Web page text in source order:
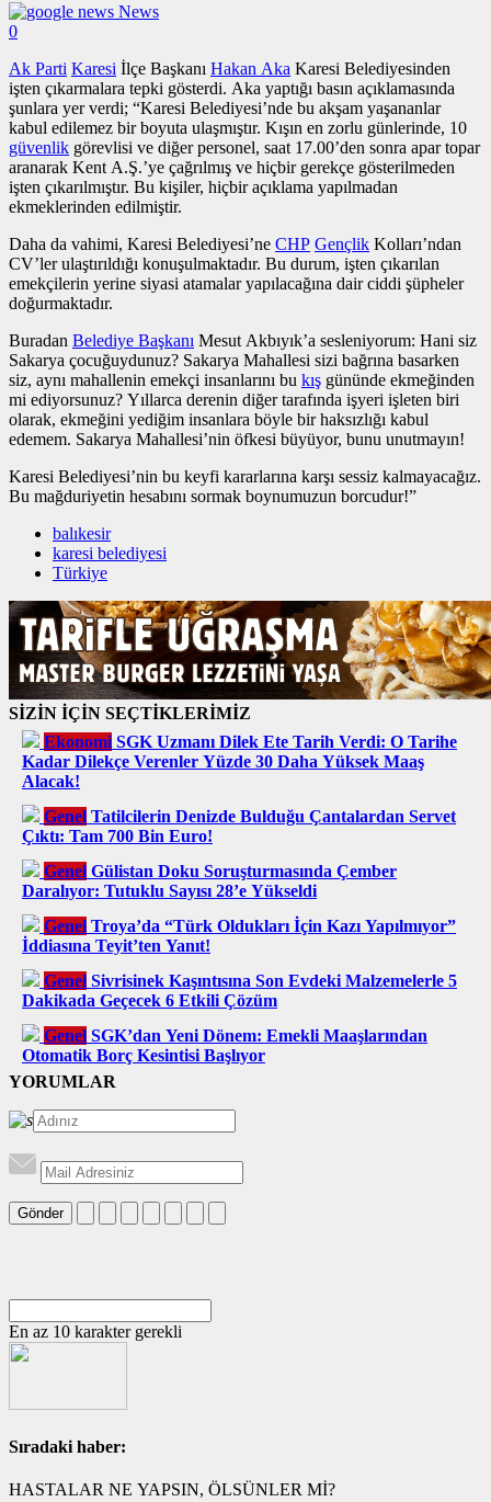
News
0
Ak Parti Karesi İlçe Başkanı Hakan Aka Karesi Belediyesinden
işten çıkarmalara tepki gösterdi. Aka yaptığı basın açıklamasında
şunlara yer verdi; “Karesi Belediyesi’nde bu akşam yaşananlar
kabul edilemez bir boyuta ulaşmıştır. Kışın en zorlu günlerinde, 10
güvenlik görevlisi ve diğer personel, saat 17.00’den sonra apar topar
aranarak Kent A.Ş.’ye çağrılmış ve hiçbir gerekçe gösterilmeden
işten çıkarılmıştır. Bu kişiler, hiçbir açıklama yapılmadan
ekmeklerinden edilmiştir.
Daha da vahimi, Karesi Belediyesi’ne CHP Gençlik Kolları’ndan
CV’ler ulaştırıldığı konuşulmaktadır. Bu durum, işten çıkarılan
emekçilerin yerine siyasi atamalar yapılacağına dair ciddi şüpheler
doğurmaktadır.
Buradan Belediye Başkanı Mesut Akbıyık’a sesleniyorum: Hani siz
Sakarya çocuğuydunuz? Sakarya Mahallesi sizi bağrına basarken
siz, aynı mahallenin emekçi insanlarını bu kış gününde ekmeğinden
mi ediyorsunuz? Yıllarca derenin diğer tarafında işyeri işleten biri
olarak, ekmeğini yediğim insanlara böyle bir haksızlığı kabul
edemem. Sakarya Mahallesi’nin öfkesi büyüyor, bunu unutmayın!
Karesi Belediyesi’nin bu keyfi kararlarına karşı sessiz kalmayacağız.
Bu mağduriyetin hesabını sormak boynumuzun borcudur!”
balıkesir
karesi belediyesi
Türkiye
SİZİN İÇİN SEÇTİKLERİMİZ
Ekonomi SGK Uzmanı Dilek Ete Tarih Verdi: O Tarihe
Kadar Dilekçe Verenler Yüzde 30 Daha Yüksek Maaş
Alacak!
Genel Tatilcilerin Denizde Bulduğu Çantalardan Servet
Çıktı: Tam 700 Bin Euro!
Genel Gülistan Doku Soruşturmasında Çember
Daralıyor: Tutuklu Sayısı 28’e Yükseldi
Genel Troya’da “Türk Oldukları İçin Kazı Yapılmıyor”
İddiasına Teyit’ten Yanıt!
Genel Sivrisinek Kaşıntısına Son Evdeki Malzemelerle 5
Dakikada Geçecek 6 Etkili Çözüm
Genel SGK’dan Yeni Dönem: Emekli Maaşlarından
Otomatik Borç Kesintisi Başlıyor
YORUMLAR
Gönder
En az 10 karakter gerekli
Sıradaki haber:
HASTALAR NE YAPSIN, ÖLSÜNLER Mİ?